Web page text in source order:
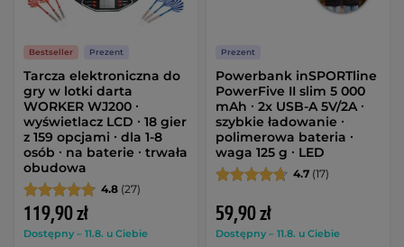
Bestseller Prezent
Tarcza elektroniczna do
gry w lotki darta
WORKER WJ200 ∙
wyświetlacz LCD ∙ 18 gier
z 159 opcjami ∙ dla 1-8
osób ∙ na baterie ∙ trwała
obudowa
4.8 (27)
119,90 zł
Dostępny – 11.8. u Ciebie
Prezent
Powerbank inSPORTline
PowerFive II slim 5 000
mAh ∙ 2x USB-A 5V/2A ∙
szybkie ładowanie ∙
polimerowa bateria ∙
waga 125 g ∙ LED
4.7 (17)
59,90 zł
Dostępny – 11.8. u Ciebie